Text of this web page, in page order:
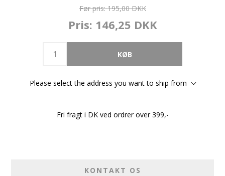
Før pris: 195,00 DKK
Pris: 146,25 DKK
Please select the address you want to ship from
Fri fragt i DK ved ordrer over 399,-
KONTAKT OS